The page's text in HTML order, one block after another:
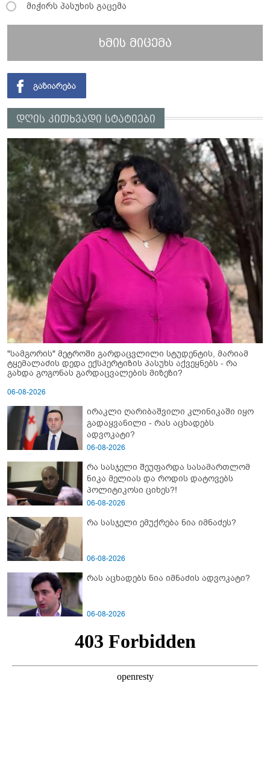
მიჭირს პასუხის გაცემა
ხმის მიცემა
დღის კითხვადი სტატიები
"სამგორის" მეტროში გარდაცვლილი სტუდენტის, მარიამ
ტყემალაძის დედა ექსპერტიზის პასუხს აქვეყნებს - რა
გახდა გოგონას გარდაცვალების მიზეზი?
06-08-2026
ირაკლი ღარიბაშვილი კლინიკაში იყო
გადაყვანილი - რას აცხადებს
ადვოკატი?
06-08-2026
რა სასჯელი შეუფარდა სასამართლომ
ნიკა მელიას და როდის დატოვებს
პოლიტიკოსი ციხეს?!
06-08-2026
რა სასჯელი ემუქრება ნია იმნაძეს?
06-08-2026
რას აცხადებს ნია იმნაძის ადვოკატი?
06-08-2026